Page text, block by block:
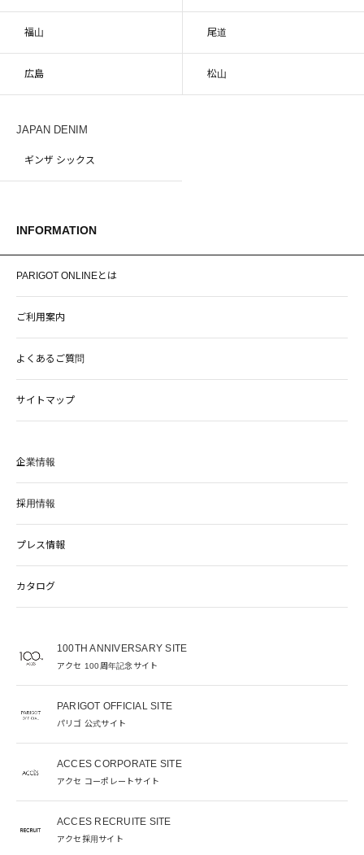
福山 尾道
広島 松山
JAPAN DENIM
ギンザ シックス
INFORMATION
PARIGOT ONLINEとは
ご利用案内
よくあるご質問
サイトマップ
企業情報
採用情報
プレス情報
カタログ
100TH ANNIVERSARY SITE
アクセ 100周年記念サイト
PARIGOT OFFICIAL SITE
パリゴ 公式サイト
ACCES CORPORATE SITE
アクセ コーポレートサイト
ACCES RECRUITE SITE
アクセ採用サイト